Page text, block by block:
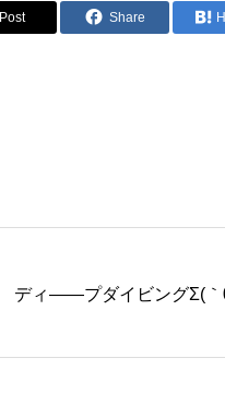
Post Share
ディ――プダイビングΣ(｀